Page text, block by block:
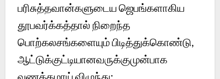
பரிசுத்தவான்களுடைய ஜெபங்களாகிய
தூபவர்க்கத்தால் நிறைந்த
பொற்கலசங்களையும் பிடித்துக்கொண்டு,
ஆட்டுக்குட்டியானவருக்குமுன்பாக
வணக்கமாய் விழுந்து: